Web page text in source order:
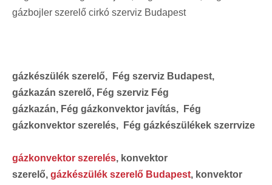
gázbojler szerelő cirkó szerviz Budapest
gázkészülék szerelő, Fég szerviz Budapest,
gázkazán szerelő, Fég szerviz Fég
gázkazán, Fég gázkonvektor javítás, Fég
gázkonvektor szerelés, Fég gázkészülékek szerrvize
gázkonvektor szerelés, konvektor
szerelő, gázkészülék szerelő Budapest, konvektor